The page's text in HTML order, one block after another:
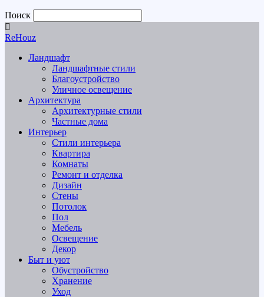
Поиск
ReHouz
Ландшафт
Ландшафтные стили
Благоустройство
Уличное освещение
Архитектура
Архитектурные стили
Частные дома
Интерьер
Стили интерьера
Квартира
Комнаты
Ремонт и отделка
Дизайн
Стены
Потолок
Пол
Мебель
Освещение
Декор
Быт и уют
Обустройство
Хранение
Уход